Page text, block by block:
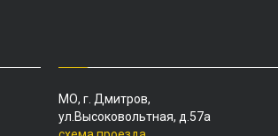
МО, г. Дмитров,
ул.Высоковольтная, д.57а